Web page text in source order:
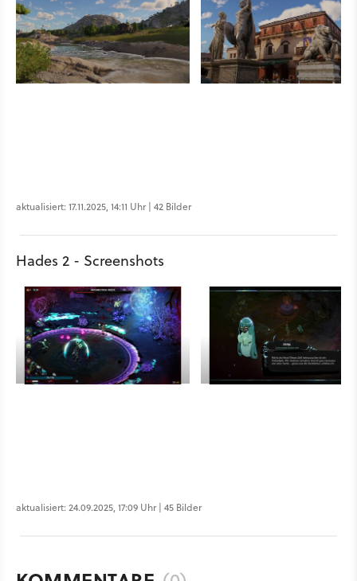
aktualisiert: 17.11.2025, 14:11 Uhr | 42 Bilder
Hades 2 - Screenshots
aktualisiert: 24.09.2025, 17:09 Uhr | 45 Bilder